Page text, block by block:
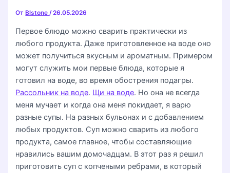
От Blstone/26.05.2026
Первое блюдо можно сварить практически из
любого продукта. Даже приготовленное на воде оно
может получиться вкусным и ароматным. Примером
могут служить мои первые блюда, которые я
готовил на воде, во время обострения подагры.
Рассольник на воде. Щи на воде. Но она не всегда
меня мучает и когда она меня покидает, я варю
разные супы. На разных бульонах и с добавлением
любых продуктов. Суп можно сварить из любого
продукта, самое главное, чтобы составляющие
нравились вашим домочадцам. В этот раз я решил
приготовить суп с копчеными ребрами, в который